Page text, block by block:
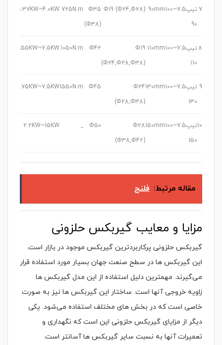
7 تیپ
90
7.5~100
90mm
Φ19 (Φ24,Φ28)
Φ35
(Φ38)
725N.m
0.37KW~4.0KW
8تیپ
110
7.5~100
110mm
Φ19
(Φ24,Φ28,Φ38)
Φ42
1050N.m
0.55KW~7.5KW
9 تیپ
130
7.5~100
130mm
Φ24
(Φ28,Φ38)
Φ45
1550N.m
0.75KW~7.5KW
10تیپ
150
7.5~100
150mm
Φ28
(Φ38,Φ42)
Φ50
_
2.2KW~15KW
مقاله مرتبط: فلنج
مزایا و معایب گیربکس حلزونی
گیربکس حلزونی پرکاربردترین گیربکس موجود در بازار است.
این گیربکس ها در سطح صنعت جهان بسیار مورد استفاده قرار
می‌گیرند. مهمترین دلیل استفاده از این مدل گیربکس ها
زاویه خروجی آنها است. ساختار این گیربکس ها نیز به صورت
خاصی است که در بخش های مختلف استفاده می‌شود. یکی
دیگر از مزایای گیربکس حلزونی این است که نگهداری و
تعمیرات آنها به نسبت سایر گیربکس ها آسانتر است.